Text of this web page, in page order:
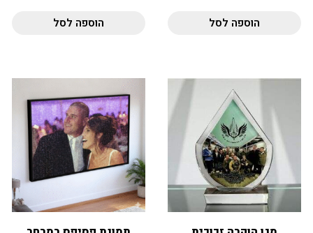
הוספה לסל הוספה לסל